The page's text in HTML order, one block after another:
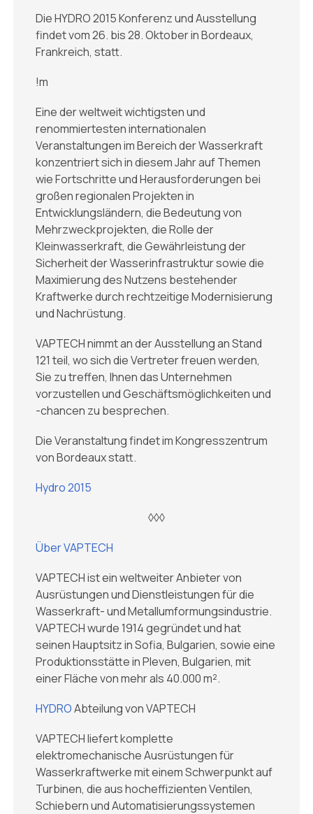
Die HYDRO 2015 Konferenz und Ausstellung
findet vom 26. bis 28. Oktober in Bordeaux,
Frankreich, statt.
!m
Eine der weltweit wichtigsten und
renommiertesten internationalen
Veranstaltungen im Bereich der Wasserkraft
konzentriert sich in diesem Jahr auf Themen
wie Fortschritte und Herausforderungen bei
großen regionalen Projekten in
Entwicklungsländern, die Bedeutung von
Mehrzweckprojekten, die Rolle der
Kleinwasserkraft, die Gewährleistung der
Sicherheit der Wasserinfrastruktur sowie die
Maximierung des Nutzens bestehender
Kraftwerke durch rechtzeitige Modernisierung
und Nachrüstung.
VAPTECH nimmt an der Ausstellung an Stand
121 teil, wo sich die Vertreter freuen werden,
Sie zu treffen, Ihnen das Unternehmen
vorzustellen und Geschäftsmöglichkeiten und
-chancen zu besprechen.
Die Veranstaltung findet im Kongresszentrum
von Bordeaux statt.
Hydro 2015
◊◊◊
Über VAPTECH
VAPTECH ist ein weltweiter Anbieter von
Ausrüstungen und Dienstleistungen für die
Wasserkraft- und Metallumformungsindustrie.
VAPTECH wurde 1914 gegründet und hat
seinen Hauptsitz in Sofia, Bulgarien, sowie eine
Produktionsstätte in Pleven, Bulgarien, mit
einer Fläche von mehr als 40.000 m².
HYDROAbteilung von VAPTECH
VAPTECH liefert komplette
elektromechanische Ausrüstungen für
Wasserkraftwerke mit einem Schwerpunkt auf
Turbinen, die aus hocheffizienten Ventilen,
Schiebern und Automatisierungssystemen